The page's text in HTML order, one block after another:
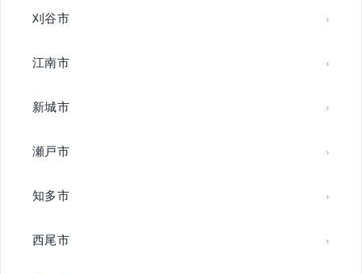
刈谷市
江南市
新城市
瀬戸市
知多市
西尾市